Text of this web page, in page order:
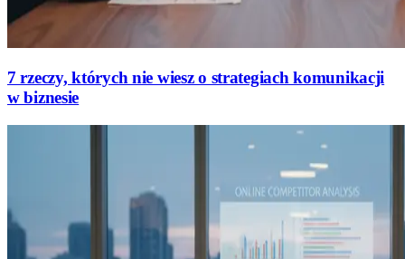
7 rzeczy, których nie wiesz o strategiach komunikacji
w biznesie